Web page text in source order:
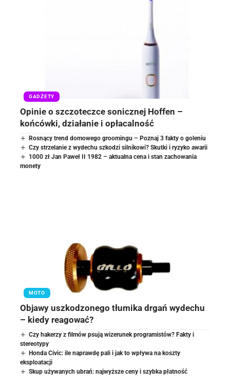
GADŻETY
Opinie o szczoteczce sonicznej Hoffen –
końcówki, działanie i opłacalność
Rosnący trend domowego groomingu – Poznaj 3 fakty o goleniu
Czy strzelanie z wydechu szkodzi silnikowi? Skutki i ryzyko awarii
1000 zł Jan Paweł II 1982 – aktualna cena i stan zachowania
monety
MOTO
Objawy uszkodzonego tłumika drgań wydechu
– kiedy reagować?
Czy hakerzy z filmów psują wizerunek programistów? Fakty i
stereotypy
Honda Civic: ile naprawdę pali i jak to wpływa na koszty
eksploatacji
Skup używanych ubrań: najwyższe ceny i szybka płatność